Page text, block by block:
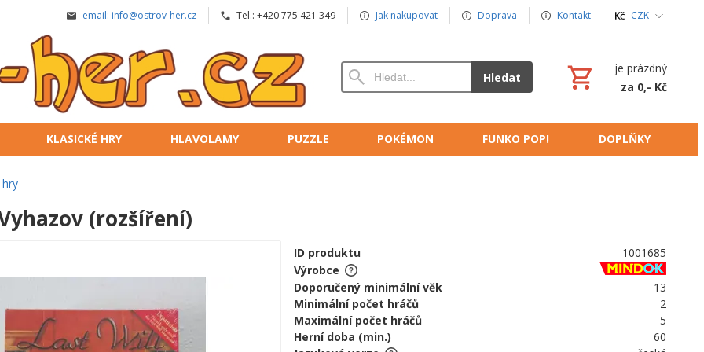
email: info@ostrov-her.cz Tel.: +420 775 421 349 Jak nakupovat Doprava Kontakt CZK
Hledat
je prázdný
za 0,- Kč
KLASICKÉ HRY HLAVOLAMY PUZZLE POKÉMON FUNKO POP! DOPLŇKY
(rozšíření)
ID produktu
1001685
Výrobce
Doporučený minimální věk
13
Minimální počet hráčů
2
Maximální počet hráčů
5
Herní doba (min.)
60